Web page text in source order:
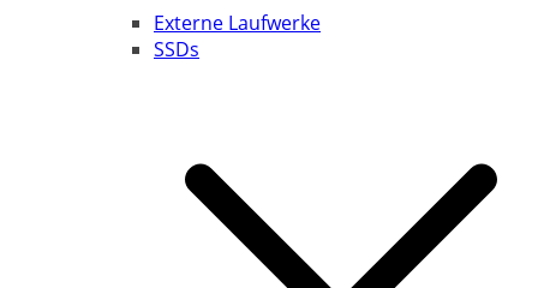
Externe Laufwerke
SSDs